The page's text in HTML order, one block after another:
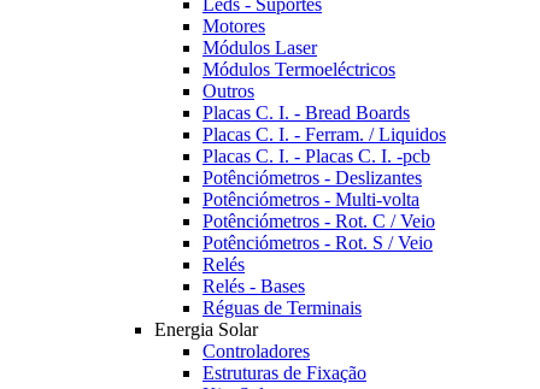
Leds - Suportes
Motores
Módulos Laser
Módulos Termoeléctricos
Outros
Placas C. I. - Bread Boards
Placas C. I. - Ferram. / Liquidos
Placas C. I. - Placas C. I. -pcb
Potênciómetros - Deslizantes
Potênciómetros - Multi-volta
Potênciómetros - Rot. C / Veio
Potênciómetros - Rot. S / Veio
Relés
Relés - Bases
Réguas de Terminais
Energia Solar
Controladores
Estruturas de Fixação